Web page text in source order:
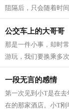
阻隔后，只会随着时
一声相像的咳嗽，一
公交车上的大哥哥
那是一件小事，却时
游玩，我们要换乘多
抬上来了一位老人，
一段无言的感情
第一次见到小T是在
在的那家酒店。小T刚